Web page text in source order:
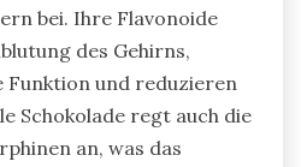
bei. Ihre Flavonoide
des Gehirns,
Funktion und reduzieren
Schokolade regt auch die
an, was das